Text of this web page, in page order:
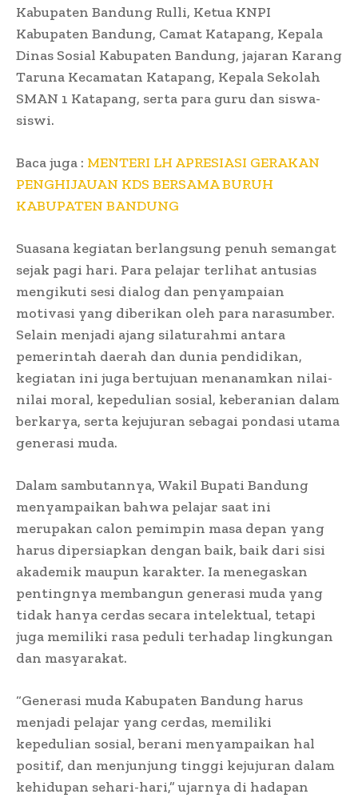
Kabupaten Bandung Rulli, Ketua KNPI
Kabupaten Bandung, Camat Katapang, Kepala
Dinas Sosial Kabupaten Bandung, jajaran Karang
Taruna Kecamatan Katapang, Kepala Sekolah
SMAN 1 Katapang, serta para guru dan siswa-
siswi.
Baca juga : MENTERI LH APRESIASI GERAKAN
PENGHIJAUAN KDS BERSAMA BURUH
KABUPATEN BANDUNG
Suasana kegiatan berlangsung penuh semangat
sejak pagi hari. Para pelajar terlihat antusias
mengikuti sesi dialog dan penyampaian
motivasi yang diberikan oleh para narasumber.
Selain menjadi ajang silaturahmi antara
pemerintah daerah dan dunia pendidikan,
kegiatan ini juga bertujuan menanamkan nilai-
nilai moral, kepedulian sosial, keberanian dalam
berkarya, serta kejujuran sebagai pondasi utama
generasi muda.
Dalam sambutannya, Wakil Bupati Bandung
menyampaikan bahwa pelajar saat ini
merupakan calon pemimpin masa depan yang
harus dipersiapkan dengan baik, baik dari sisi
akademik maupun karakter. Ia menegaskan
pentingnya membangun generasi muda yang
tidak hanya cerdas secara intelektual, tetapi
juga memiliki rasa peduli terhadap lingkungan
dan masyarakat.
“Generasi muda Kabupaten Bandung harus
menjadi pelajar yang cerdas, memiliki
kepedulian sosial, berani menyampaikan hal
positif, dan menjunjung tinggi kejujuran dalam
kehidupan sehari-hari,” ujarnya di hadapan